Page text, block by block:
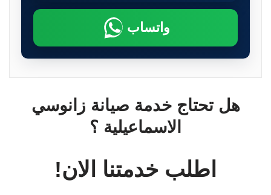
واتساب
هل تحتاج خدمة صيانة زانوسي
الاسماعيلية ؟
اطلب خدمتنا الان!